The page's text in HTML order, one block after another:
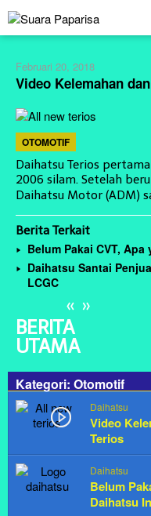
Lewati
ke
konten
Februari 20, 2018
Video Kelemahan
OTOMOTIF
Daihatsu Terios
2006 silam. Setelah
Daihatsu Motor (ADM)
Berita Terkait
Belum Pakai CVT,
Daihatsu Santai
LCGC
BERITA
UTAMA
« »
Ditutup,
Guru dan Hasil
Asah
0808/
Kategori: Otomotif
Daihatsu
Video
Terios
Daihatsu
Belum
Daihatsu